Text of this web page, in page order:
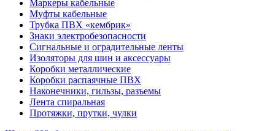
Маркеры кабельные
Муфты кабельные
Трубка ПВХ «кембрик»
Знаки электробезопасности
Сигнальные и оградительные ленты
Изоляторы для шин и аксессуары
Коробки металлические
Коробки распаячные ПВХ
Наконечники, гильзы, разъемы
Лента спиральная
Протяжки, прутки, чулки